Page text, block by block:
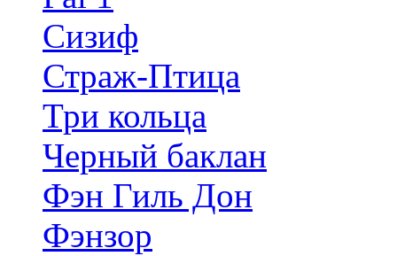
Сизиф
Страж-Птица
Три кольца
Черный баклан
Фэн Гиль Дон
Фэнзор